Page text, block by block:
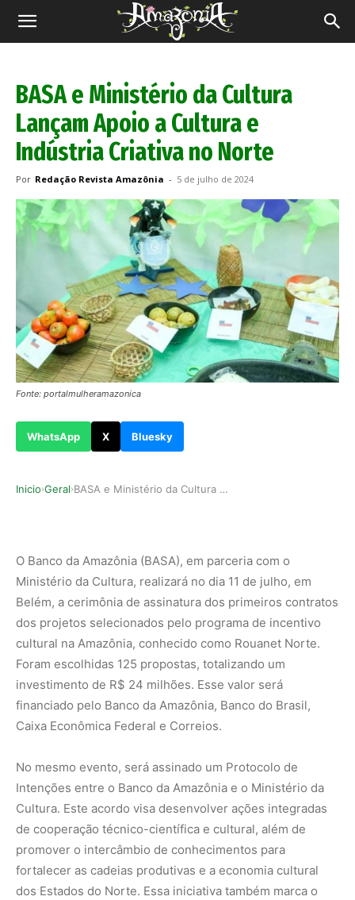
Revista
BASA e Ministério da Cultura
Lançam Apoio a Cultura e
Indústria Criativa no Norte
Por Redação Revista Amazônia - 5 de julho de 2024
Fonte: portalmulheramazonica
WhatsApp X Bluesky
Inicio›Geral› BASA e Ministério da Cultura Lançam Apoio a Cul…
O Banco da Amazônia (BASA), em parceria com o
Ministério da Cultura, realizará no dia 11 de julho, em
Belém, a cerimônia de assinatura dos primeiros contratos
dos projetos selecionados pelo programa de incentivo
cultural na Amazônia, conhecido como Rouanet Norte.
Foram escolhidas 125 propostas, totalizando um
investimento de R$ 24 milhões. Esse valor será
financiado pelo Banco da Amazônia, Banco do Brasil,
Caixa Econômica Federal e Correios.
No mesmo evento, será assinado um Protocolo de
Intenções entre o Banco da Amazônia e o Ministério da
Cultura. Este acordo visa desenvolver ações integradas
de cooperação técnico-científica e cultural, além de
promover o intercâmbio de conhecimentos para
fortalecer as cadeias produtivas e a economia cultural
dos Estados do Norte. Essa iniciativa também marca o